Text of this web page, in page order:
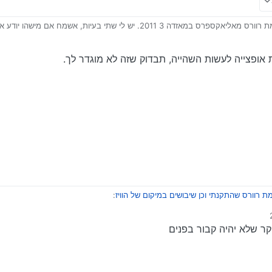
התקנתי מסך מולטימדיה ומצלמת רוורס מאליאקספרס במאזדה 3 2011. יש לי שתי
מצוין רק מציגה הכל באיחור של שניה או שתיים וזה לא נח… יש איך לסדר את
וכותב מסלול, אבל הוא לא מדויק. למשל אם אני בכביש בינעירוני גדול, הוא
וכל הזמן מחשב מסלול מחדש… יש איך לסדר את זה?
אופצייה לעשות השהייה, תבדוק שזה לא מוגדר לך.
רוורס שהתקנתי וכן שיבושים במיקום של הוויז:
על השמשה
המולטימדיה אבל על השמשה מבפנים?
שלא יהיה קבור בפנים